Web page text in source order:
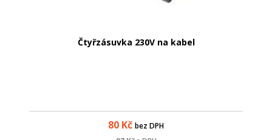
Čtyřzásuvka 230V na kabel
80 Kč bez DPH